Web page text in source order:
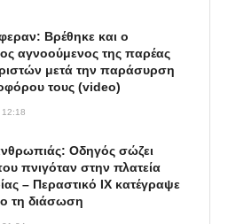
Βρέθηκε και ο
αγνοούμενος της παρέας
μετά την παράσυρση
τους (video)
Οδηγός σώζει
πνιγόταν στην πλατεία
– Περαστικό ΙΧ κατέγραψε
τη διάσωση